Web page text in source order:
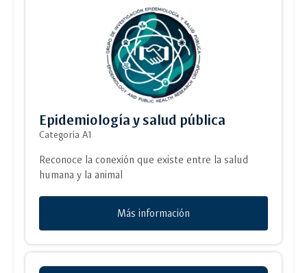
Epidemiología y salud pública
Categoría A1
Reconoce la conexión que existe entre la salud
humana y la animal
Más información